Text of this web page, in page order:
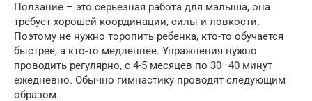
Ползание – это серьезная работа для малыша, она
требует хорошей координации, силы и ловкости.
Поэтому не нужно торопить ребенка, кто-то обучается
быстрее, а кто-то медленнее. Упражнения нужно
проводить регулярно, с 4-5 месяцев по 30–40 минут
ежедневно. Обычно гимнастику проводят следующим
образом.